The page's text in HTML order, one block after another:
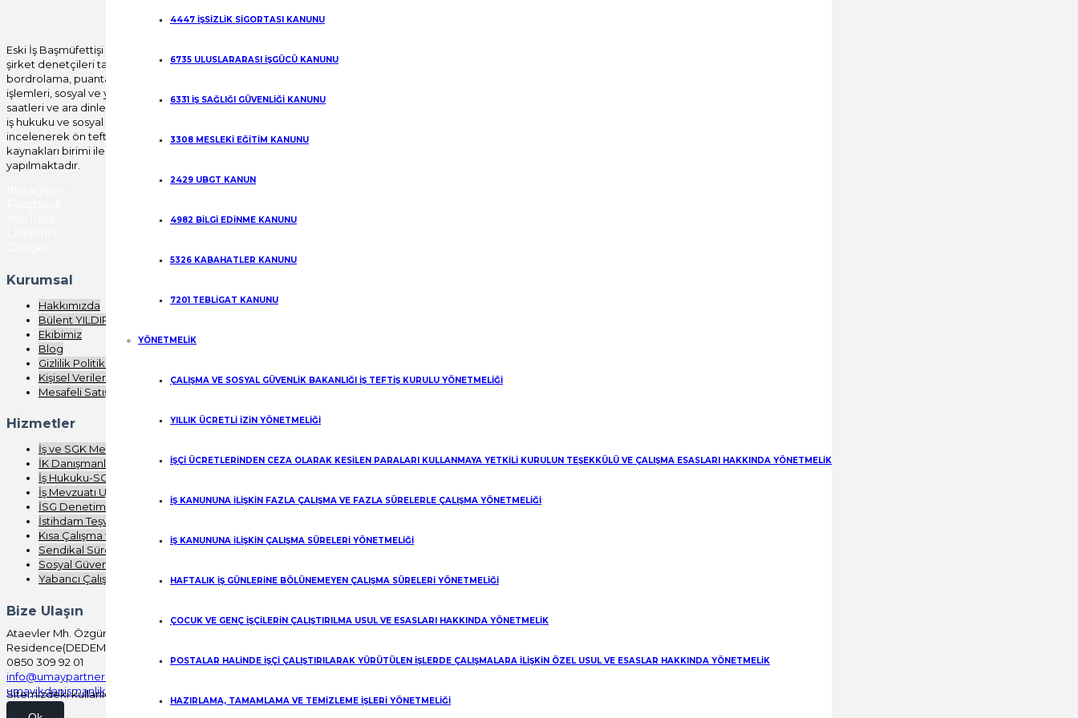
4447 İŞSİZLİK SİGORTASI KANUNU
6735 ULUSLARARASI İŞGÜCÜ KANUNU
6331 İŞ SAĞLIĞI GÜVENLİĞİ KANUNU
3308 MESLEKİ EĞİTİM KANUNU
2429 UBGT KANUN
4982 BİLGİ EDİNME KANUNU
5326 KABAHATLER KANUNU
7201 TEBLİGAT KANUNU
YÖNETMELİK
ÇALIŞMA VE SOSYAL GÜVENLİK BAKANLIĞI İŞ TEFTİŞ KURULU YÖNETMELİĞİ
YILLIK ÜCRETLİ İZİN YÖNETMELİĞİ
İŞÇİ ÜCRETLERİNDEN CEZA OLARAK KESİLEN PARALARI KULLANMAYA YETKİLİ KURULUN TEŞEKKÜLÜ VE ÇALIŞMA ESASLARI HAKKINDA YÖNETMELİK
İŞ KANUNUNA İLİŞKİN FAZLA ÇALIŞMA VE FAZLA SÜRELERLE ÇALIŞMA YÖNETMELİĞİ
İŞ KANUNUNA İLİŞKİN ÇALIŞMA SÜRELERİ YÖNETMELİĞİ
HAFTALIK İŞ GÜNLERİNE BÖLÜNEMEYEN ÇALIŞMA SÜRELERİ YÖNETMELİĞİ
ÇOCUK VE GENÇ İŞÇİLERİN ÇALIŞTIRILMA USUL VE ESASLARI HAKKINDA YÖNETMELİK
POSTALAR HALİNDE İŞÇİ ÇALIŞTIRILARAK YÜRÜTÜLEN İŞLERDE ÇALIŞMALARA İLİŞKİN ÖZEL USUL VE ESASLAR HAKKINDA YÖNETMELİK
HAZIRLAMA, TAMAMLAMA VE TEMİZLEME İŞLERİ YÖNETMELİĞİ
Eski İş Başmüfettişi Bülent YILDIRIM öncülüğünde
şirket denetçileri tarafından tüm özlük, yıllık izin,
bordrolama, puantajlama, disiplin mevzuatı, fesih
işlemleri, sosyal ve yan haklar, fazla çalışma, çalışma
saatleri ve ara dinlenme süreleri başta olmak üzere
iş hukuku ve sosyal güvenlik mevzuatı uygulamaları
incelenerek ön teftiş raporu verilerek, insan
kaynakları birimi ile birlikte yerinde düzeltme işlemi
yapılmaktadır.
Kurumsal
Hakkımızda
Bülent YILDIRIM
Ekibimiz
Blog
Gizlilik Politikası
Kişisel Verilerin Korunması
Mesafeli Satış Sözleşmesi
Hizmetler
İş ve SGK Mevzuatı Eğitimi
İK Danışmanlığı
İş Hukuku-SGK Denetimi
İş Mevzuatı Uygulaması
İSG Denetimi
İstihdam Teşvikleri
Kısa Çalışma ve Nakdi Ücret
Sendikal Süreç Analizi
Sosyal Güvenlik
Yabancı Çalışma
Bize Ulaşın
Ataevler Mh. Özgürlük Cd. Bureau
Residence(DEDEMAN) No:41/100 Kartepe/KOCAELİ
0850 309 92 01
info@umaypartners.com
umayikdanismanlik@gmail.com
Sitemizdeki kullanıcı deneyimini kişiselleştirmek ve iyileştirmek için web sitemizde çerezler kullanıyoruz.